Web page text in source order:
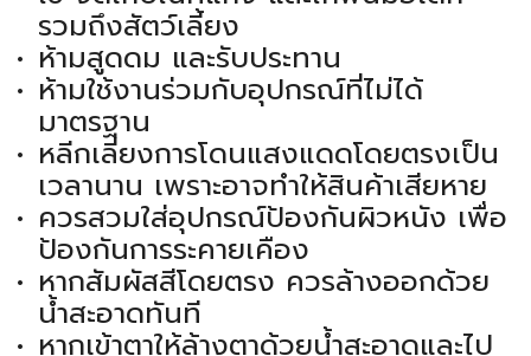
รวมถึงสัตว์เลี้ยง
ห้ามสูดดม และรับประทาน
ห้ามใช้งานร่วมกับอุปกรณ์ที่ไม่ได้
มาตรฐาน
หลีกเลี่ยงการโดนแสงแดดโดยตรงเป็น
เวลานาน เพราะอาจทำให้สินค้าเสียหาย
ควรสวมใส่อุปกรณ์ป้องกันผิวหนัง เพื่อ
ป้องกันการระคายเคือง
หากสัมผัสสีโดยตรง ควรล้างออกด้วย
น้ำสะอาดทันที
หากเข้าตาให้ล้างตาด้วยน้ำสะอาดและไป